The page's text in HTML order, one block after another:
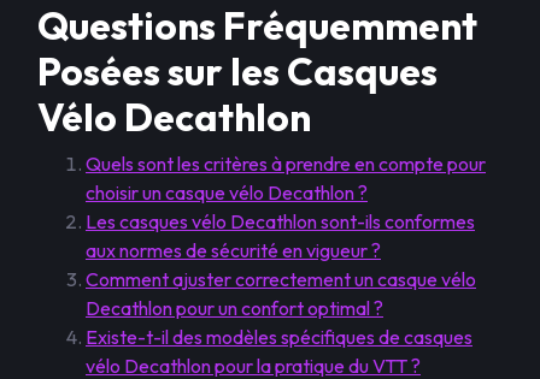
Questions Fréquemment
Posées sur les Casques
Vélo Decathlon
Quels sont les critères à prendre en compte pour
choisir un casque vélo Decathlon ?
Les casques vélo Decathlon sont-ils conformes
aux normes de sécurité en vigueur ?
Comment ajuster correctement un casque vélo
Decathlon pour un confort optimal ?
Existe-t-il des modèles spécifiques de casques
vélo Decathlon pour la pratique du VTT ?